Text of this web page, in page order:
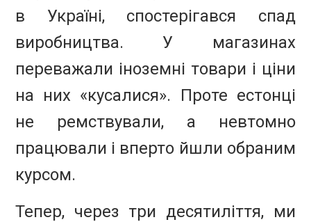
в Україні, спостерігався спад
виробництва. У магазинах
переважали іноземні товари і ціни
на них «кусалися». Проте естонці
не ремствували, а невтомно
працювали і вперто йшли обраним
курсом.
Тепер, через три десятиліття, ми